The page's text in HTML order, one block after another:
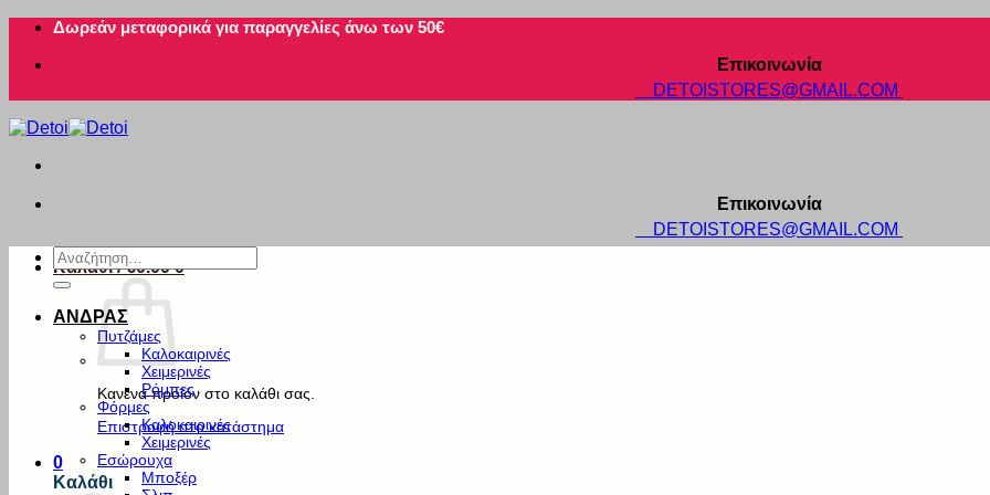
Μετάβαση
περιεχόμενο
Δωρεάν μεταφορικά για παραγγελίες άνω των 50€
Επικοινωνία
DETOISTORES@GMAIL.COM
Επικοινωνία
DETOISTORES@GMAIL.COM
Καλάθι /€0.00 0
Κανένα προϊόν στο καλάθι σας.
Επιστροφή στο κατάστημα
0
Καλάθι
Αναζήτηση
για:
ΑΝΔΡΑΣ
Πυτζάμες
Καλοκαιρινές
Χειμερινές
Ρόμπες
Φόρμες
Καλοκαιρινές
Χειμερινές
Εσώρουχα
Μποξέρ